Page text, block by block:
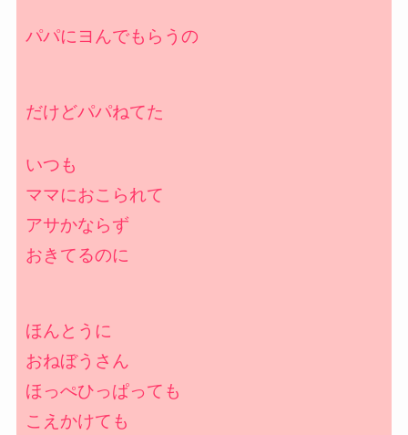
パパにヨんでもらうの
だけどパパねてた
いつも
ママにおこられて
アサかならず
おきてるのに
ほんとうに
おねぼうさん
ほっぺひっぱっても
こえかけても